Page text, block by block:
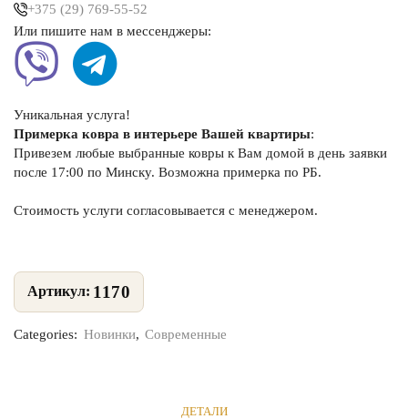
+375 (29) 769-55-52
Или пишите нам в мессенджеры:
Уникальная услуга!
Примерка ковра в интерьере Вашей квартиры:
Привезем любые выбранные ковры к Вам домой в день заявки
после 17:00 по Минску. Возможна примерка по РБ.
Стоимость услуги согласовывается с менеджером.
1170
Categories: Новинки, Современные
ДЕТАЛИ